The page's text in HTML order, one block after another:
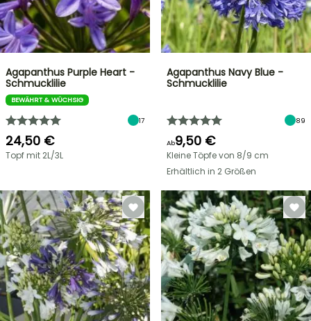
Agapanthus Purple Heart -
Schmucklilie
BEWÄHRT & WÜCHSIG
17
24,50 €
Topf mit 2L/3L
Agapanthus Navy Blue -
Schmucklilie
89
Ab9,50 €
Kleine Töpfe von 8/9 cm
Erhältlich in 2 Größen